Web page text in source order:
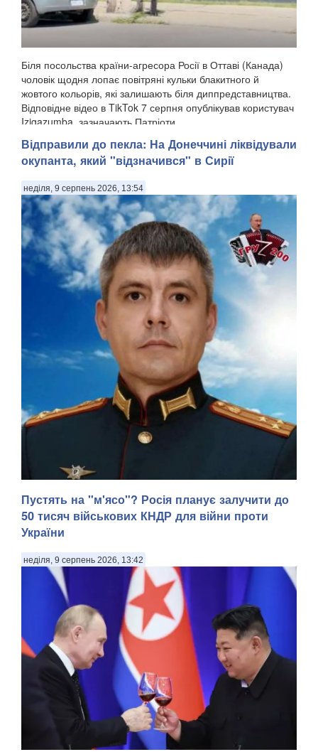
Біля посольства країни-агресора Росії в Оттаві (Канада)
чоловік щодня лопає повітряні кульки блакитного й
жовтого кольорів, які залишають біля диппредставництва.
Відповідне відео в TikTok 7 серпня опублікував користувач
Izigazumba, зазначають Патріоти ...
Відправили до пекла: На Донеччині ліквідували
окупанта, який "відзначився" в Сирії
неділя, 9 серпень 2026, 13:54
У Донецькій області українська армія ліквідувала
російського офіцера, полковника ЗС РФ Сергія Хвалова.
Ворожий військовий раніше двічі служив у Сирії, сприяючи
диктаторському режиму Башара Асада, передають
Патріоти України. Про це повідомив військовосл...
Пустять на "м'ясо"? Росія планує залучити до
50 тисяч військових КНДР для війни проти
України
неділя, 9 серпень 2026, 13:42